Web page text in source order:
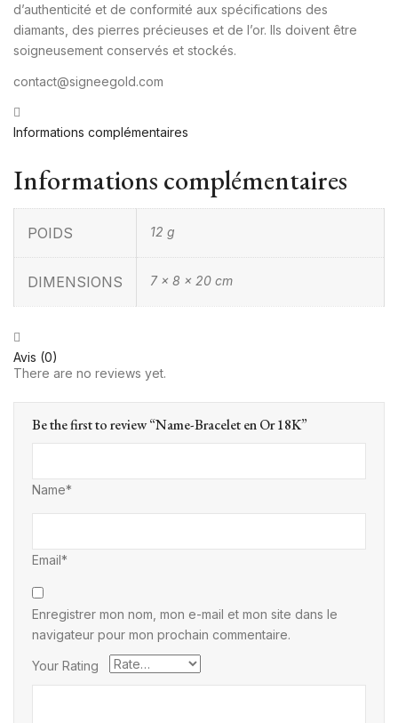
d’authenticité et de conformité aux spécifications des
diamants, des pierres précieuses et de l’or. Ils doivent être
soigneusement conservés et stockés.
contact@signeegold.com
Informations complémentaires
Informations complémentaires
POIDS 12 g
DIMENSIONS 7 × 8 × 20 cm
Avis (0)
There are no reviews yet.
Be the first to review “Name-Bracelet en Or 18K”
Name*
Email*
Enregistrer mon nom, mon e-mail et mon site dans le
navigateur pour mon prochain commentaire.
Your Rating